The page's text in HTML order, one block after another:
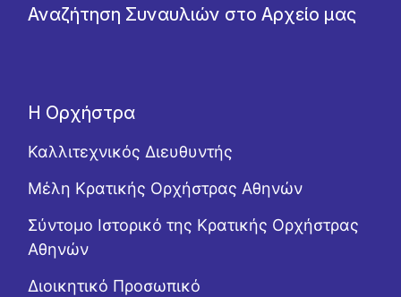
Αναζήτηση Συναυλιών στο Αρχείο μας
Η Ορχήστρα
Καλλιτεχνικός Διευθυντής
Μέλη Κρατικής Ορχήστρας Αθηνών
Σύντομο Ιστορικό της Κρατικής Ορχήστρας
Αθηνών
Διοικητικό Προσωπικό